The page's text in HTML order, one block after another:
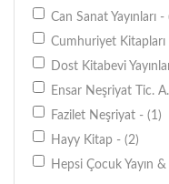
Kişisel-Bireysel
Harita - (2)
Program Eğitimi -
Rehber Kitaplar - (2)
Siyasal Tarih - (2)
İngilizce - (2)
Almanca - (1)
Can Sanat Yayınları -
Cumhuriyet Kitapları
Dost Kitabevi
Ensar Neşriyat Tic.
Fazilet Neşriyat - (1)
Hayy Kitap - (2)
Hepsi Çocuk Yayın &